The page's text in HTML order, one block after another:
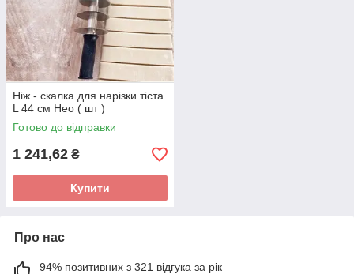
Ніж - скалка для нарізки тіста
L 44 cм Нео ( шт )
Готово до відправки
1 241,62 ₴
Купити
Про нас
94% позитивних з 321 відгука за рік